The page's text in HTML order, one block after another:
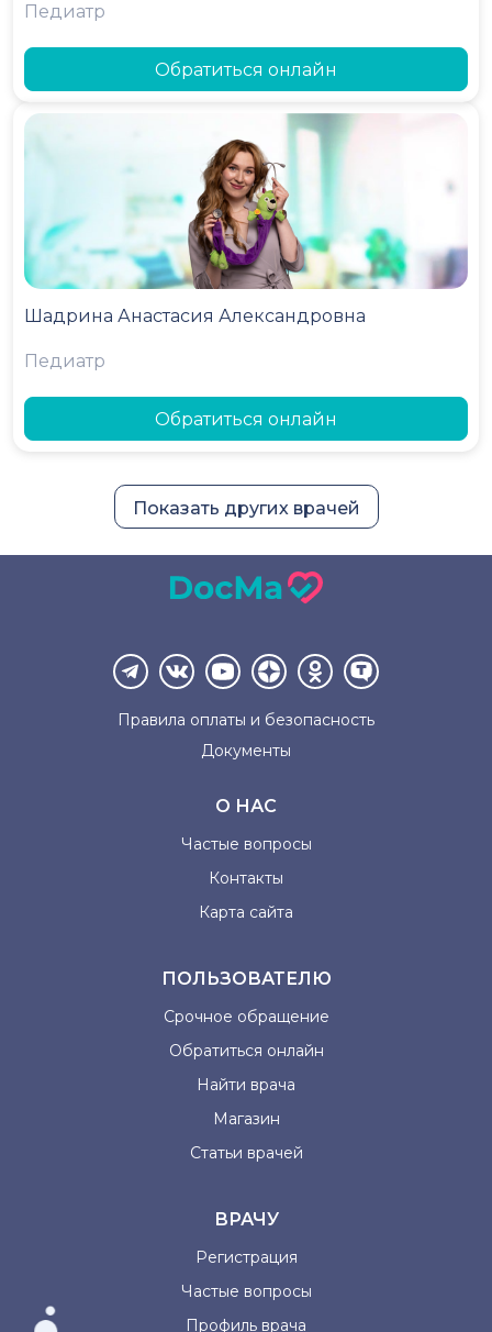
Педиатр
Обратиться онлайн
Шадрина Анастасия Александровна
Педиатр
Обратиться онлайн
Показать других врачей
Правила оплаты и безопасность
Документы
О НАС
Частые вопросы
Контакты
Карта сайта
ПОЛЬЗОВАТЕЛЮ
Срочное обращение
Обратиться онлайн
Найти врача
Магазин
Статьи врачей
ВРАЧУ
Регистрация
Частые вопросы
Профиль врача